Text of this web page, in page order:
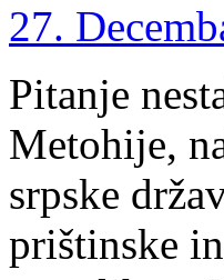
27.
Pitanje
Metohije,
srpske
prištinske